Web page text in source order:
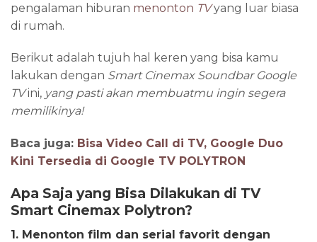
pengalaman hiburan menonton TVyang luar biasa
di rumah.
Berikut adalah tujuh hal keren yang bisa kamu
lakukan dengan Smart Cinemax Soundbar Google
TVini, yang pasti akan membuatmu ingin segera
memilikinya!
Baca juga: Bisa Video Call di TV, Google Duo
Kini Tersedia di Google TV POLYTRON
Apa Saja yang Bisa Dilakukan di TV
Smart Cinemax Polytron?
1. Menonton film dan serial favorit dengan